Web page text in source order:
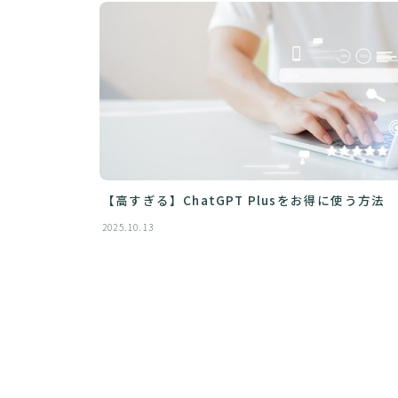
【高すぎる】ChatGPT Plusをお得に使う方法
2025.10.13